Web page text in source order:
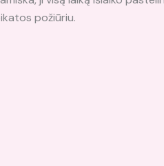
požiūriu.